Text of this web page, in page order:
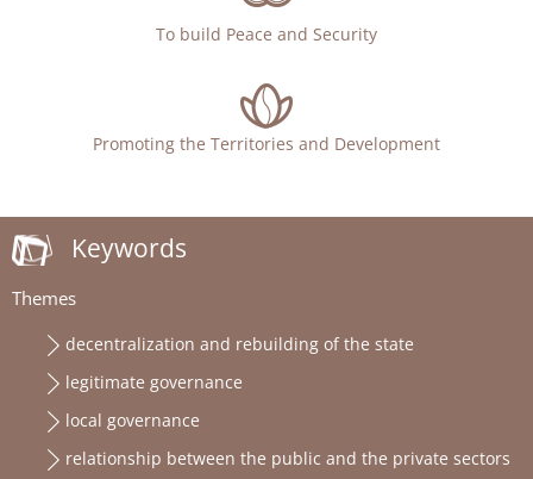
To build Peace and Security
Promoting the Territories and Development
Keywords
Themes
decentralization and rebuilding of the state
legitimate governance
local governance
relationship between the public and the private sectors